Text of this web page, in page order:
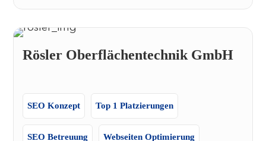
Rösler Oberflächentechnik GmbH
SEO Konzept Top 1 Platzierungen
SEO Betreuung Webseiten Optimierung